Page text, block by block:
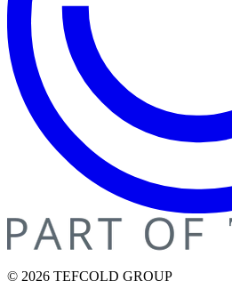
© 2026 TEFCOLD GROUP